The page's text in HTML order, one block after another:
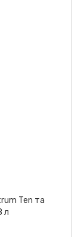
Ten та
л